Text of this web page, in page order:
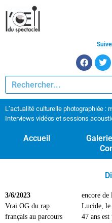
L’actualité culturelle photographiée :
Interviews vidéos et sessions
Accueil
3/6/2023
Vrai OG du rap
français au parcours
encore
Lucide, le rappeur de
47 ans est plus que